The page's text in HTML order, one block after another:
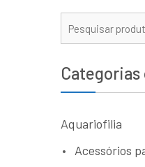
Aquariofilia
Acessórios